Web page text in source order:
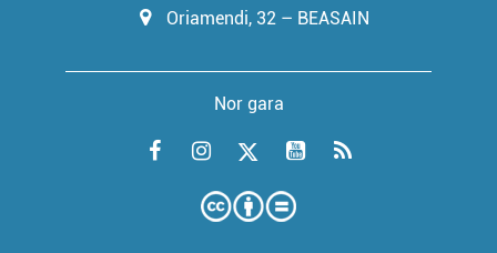
Oriamendi, 32 – BEASAIN
Nor gara